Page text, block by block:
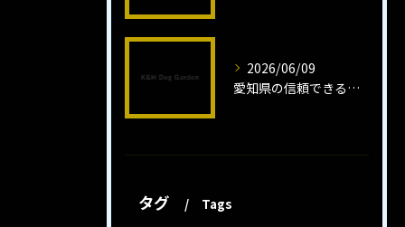
2026/06/09
愛知県の信頼できるミニチュアピンシャーブリーダーの魅力
タグ Tags